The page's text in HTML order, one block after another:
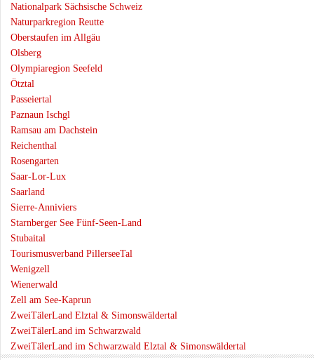
Nationalpark Sächsische Schweiz
Naturparkregion Reutte
Oberstaufen im Allgäu
Olsberg
Olympiaregion Seefeld
Ötztal
Passeiertal
Paznaun Ischgl
Ramsau am Dachstein
Reichenthal
Rosengarten
Saar-Lor-Lux
Saarland
Sierre-Anniviers
Starnberger See Fünf-Seen-Land
Stubaital
Tourismusverband PillerseeTal
Wenigzell
Wienerwald
Zell am See-Kaprun
ZweiTälerLand Elztal & Simonswäldertal
ZweiTälerLand im Schwarzwald
ZweiTälerLand im Schwarzwald Elztal & Simonswäldertal